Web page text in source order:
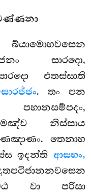
බ්යාමොහවසෙන
සාරදො,
එතස්සාති
. තං පන
නිස්සාය
තෙනාහ
ඉදන්ති ආසභං,
වා පරිසා